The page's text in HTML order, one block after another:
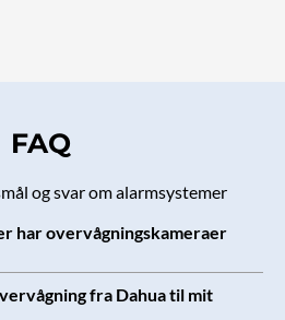
FAQ
og svar om alarmsystemer
har overvågningskameraer
fra Dahua til mit